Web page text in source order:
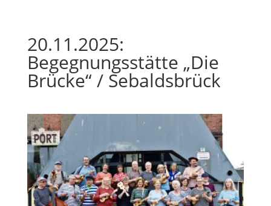
20.11.2025:
Begegnungsstätte „Die
Brücke“ / Sebaldsbrück